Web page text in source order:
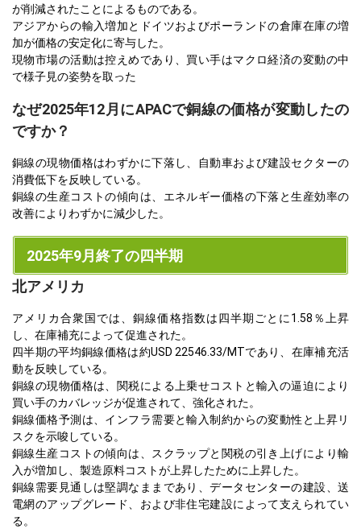
が削減されたことによるものである。
アジアからの輸入増加とドイツおよびポーランドの倉庫在庫の増
加が価格の安定化に寄与した。
現物市場の活動は控えめであり、買い手はマクロ経済の変動の中
で様子見の姿勢を取った
なぜ2025年12月にAPACで銅線の価格が変動したの
ですか？
銅線の現物価格はわずかに下落し、自動車および建設セクターの
消費低下を反映している。
銅線の生産コストの傾向は、エネルギー価格の下落と生産効率の
改善によりわずかに減少した。
2025年9月終了の四半期
北アメリカ
アメリカ合衆国では、銅線価格指数は四半期ごとに1.58％上昇
し、在庫補充によって促進された。
四半期の平均銅線価格は約USD 22546.33/MTであり、在庫補充活
動を反映している。
銅線の現物価格は、関税による上乗せコストと輸入の逼迫により
買い手のカバレッジが促進されて、強化された。
銅線価格予測は、インフラ需要と輸入制約からの変動性と上昇リ
スクを示唆している。
銅線生産コストの傾向は、スクラップと関税の引き上げにより輸
入が増加し、製造原料コストが上昇したために上昇した。
銅線需要見通しは堅調なままであり、データセンターの建設、送
電網のアップグレード、および非住宅建設によって支えられてい
る。